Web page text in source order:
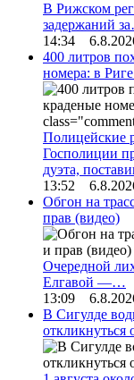
В Рижском
задержаний
14:34
400 литров
номера: в
Полицейские
Госполиции
дуэта,
13:52
Обгон на
прав (видео)
Очередной
Елгавой —…
13:09
В Сигулде
откликнуться